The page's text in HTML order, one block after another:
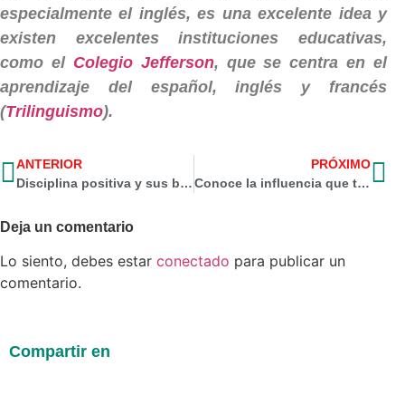
especialmente el inglés, es una excelente idea y
existen excelentes instituciones educativas,
como el Colegio Jefferson, que se centra en el
aprendizaje del español, inglés y francés
(Trilinguismo).
ANTERIOR
Disciplina positiva y sus beneficios en la educación virtual
PRÓXIMO
Conoce la influencia que tiene el colegio en la proyección de vida de tu hijo
Deja un comentario
Lo siento, debes estar conectado para publicar un
comentario.
Compartir en